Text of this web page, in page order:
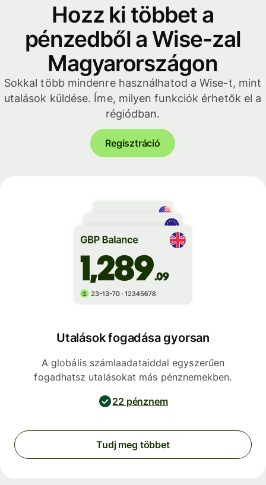
Hozz ki többet a
pénzedből a Wise-zal
Magyarországon
Sokkal több mindenre használhatod a Wise-t, mint
utalások küldése. Íme, milyen funkciók érhetők el a
régiódban.
Regisztráció
Utalások fogadása gyorsan
A globális számlaadataiddal egyszerűen
fogadhatsz utalásokat más pénznemekben.
22 pénznem
Tudj meg többet